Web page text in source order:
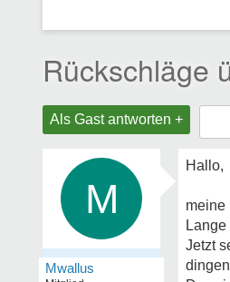
Rückschläge
Als Gast antworten +
M
Mwallus
Hallo,
meine
Jetzt